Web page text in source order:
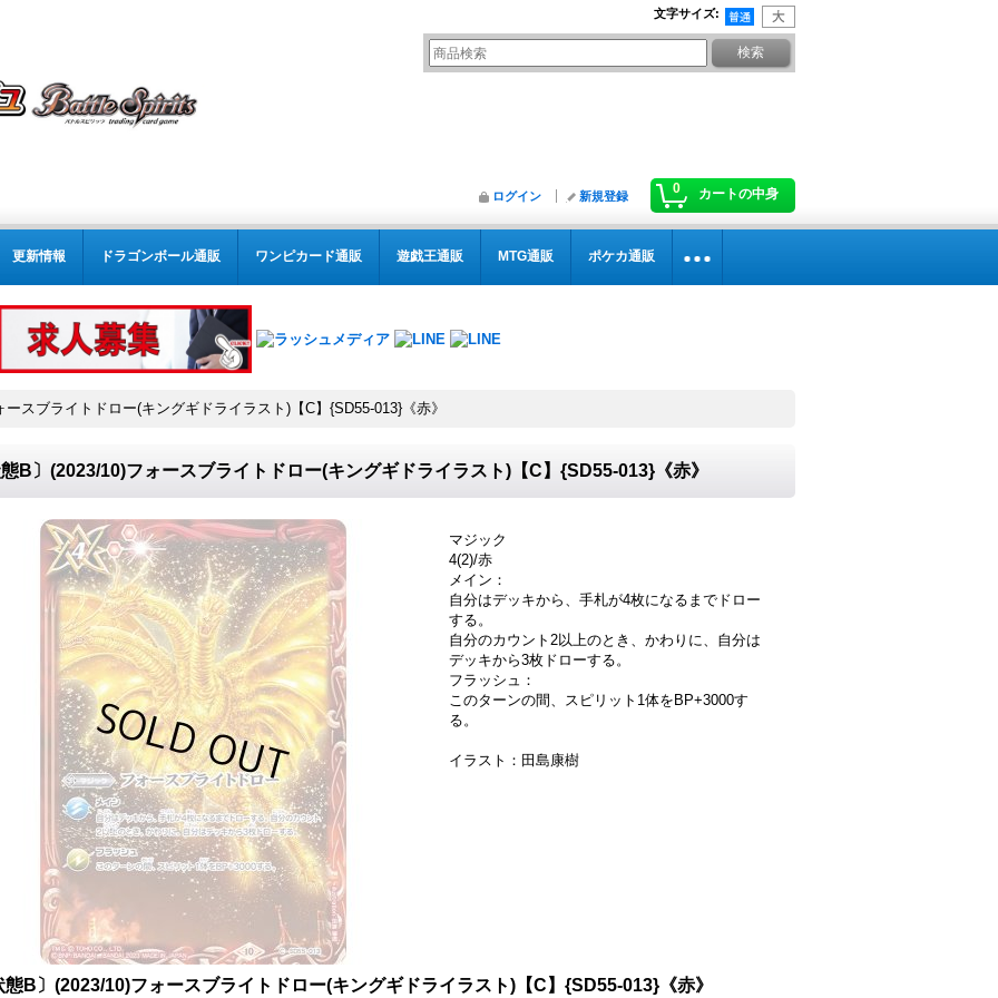
文字サイズ:
0 カートの中身
ログイン 新規登録
更新情報 ドラゴンボール通販 ワンピカード通販 遊戯王通販 MTG通販 ポケカ通販
スブライトドロー(キングギドライラスト)【C】{SD55-013}《赤》
B〕(2023/10)フォースブライトドロー(キングギドライラスト)【C】{SD55-013}《赤》
マジック
4(2)/赤
メイン：
自分はデッキから、手札が4枚になるまでドロー
する。
自分のカウント2以上のとき、かわりに、自分は
デッキから3枚ドローする。
フラッシュ：
このターンの間、スピリット1体をBP+3000す
る。
イラスト：田島康樹
態B〕(2023/10)フォースブライトドロー(キングギドライラスト)【C】{SD55-013}《赤》